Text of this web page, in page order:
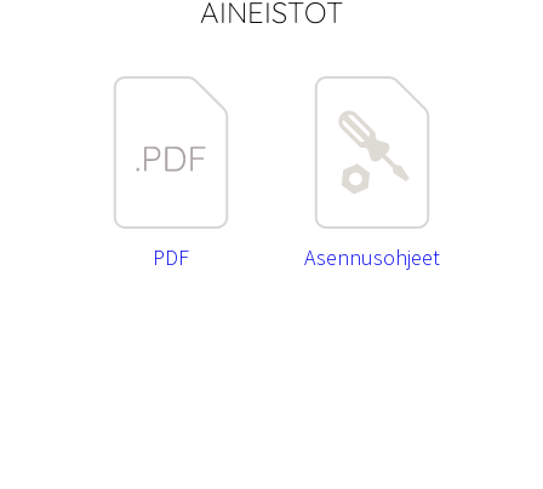
AINEISTOT
PDF Asennusohjeet